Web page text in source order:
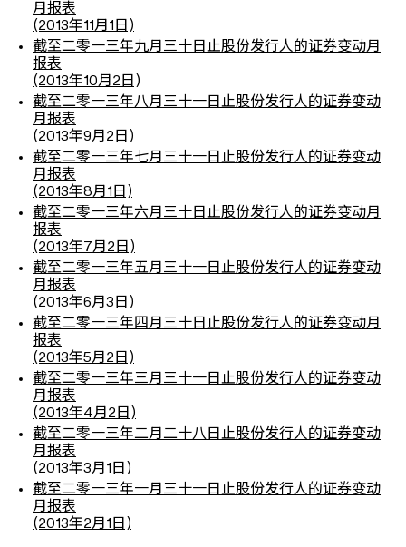
月报表
(2013年11月1日)
截至二零一三年九月三十日止股份发行人的证券变动月
报表
(2013年10月2日)
截至二零一三年八月三十一日止股份发行人的证券变动
月报表
(2013年9月2日)
截至二零一三年七月三十一日止股份发行人的证券变动
月报表
(2013年8月1日)
截至二零一三年六月三十日止股份发行人的证券变动月
报表
(2013年7月2日)
截至二零一三年五月三十一日止股份发行人的证券变动
月报表
(2013年6月3日)
截至二零一三年四月三十日止股份发行人的证券变动月
报表
(2013年5月2日)
截至二零一三年三月三十一日止股份发行人的证券变动
月报表
(2013年4月2日)
截至二零一三年二月二十八日止股份发行人的证券变动
月报表
(2013年3月1日)
截至二零一三年一月三十一日止股份发行人的证券变动
月报表
(2013年2月1日)